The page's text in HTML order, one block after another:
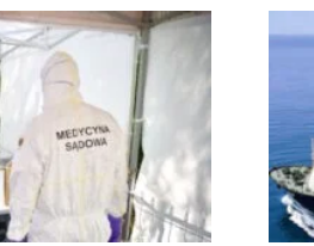
Україна
Економіка
Політика
Світ
Технології
Війна